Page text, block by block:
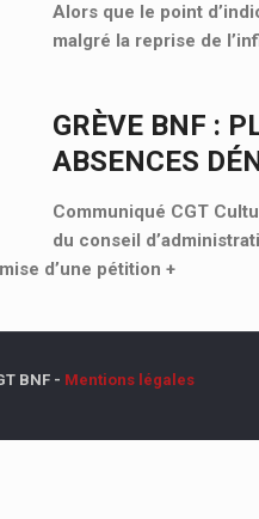
Alors que le point
malgré la reprise de
GRÈVE BNF :
ABSENCES
Communiqué CGT
du conseil
d’une pétition +
BNF - Mentions légales